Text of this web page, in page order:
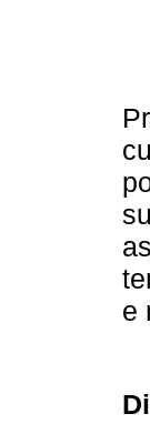
e